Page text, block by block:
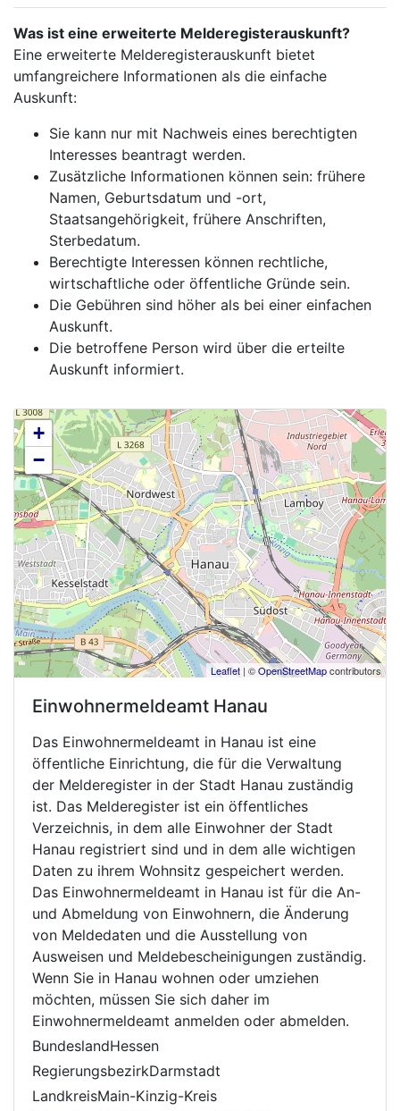
Was ist eine erweiterte Melderegisterauskunft?
Eine erweiterte Melderegisterauskunft bietet
umfangreichere Informationen als die einfache
Auskunft:
Sie kann nur mit Nachweis eines berechtigten
Interesses beantragt werden.
Zusätzliche Informationen können sein: frühere
Namen, Geburtsdatum und -ort,
Staatsangehörigkeit, frühere Anschriften,
Sterbedatum.
Berechtigte Interessen können rechtliche,
wirtschaftliche oder öffentliche Gründe sein.
Die Gebühren sind höher als bei einer einfachen
Auskunft.
Die betroffene Person wird über die erteilte
Auskunft informiert.
+
−
Leaflet | ©OpenStreetMapcontributors
Einwohnermeldeamt Hanau
Das Einwohnermeldeamt in Hanau ist eine
öffentliche Einrichtung, die für die Verwaltung
der Melderegister in der Stadt Hanau zuständig
ist. Das Melderegister ist ein öffentliches
Verzeichnis, in dem alle Einwohner der Stadt
Hanau registriert sind und in dem alle wichtigen
Daten zu ihrem Wohnsitz gespeichert werden.
Das Einwohnermeldeamt in Hanau ist für die An-
und Abmeldung von Einwohnern, die Änderung
von Meldedaten und die Ausstellung von
Ausweisen und Meldebescheinigungen zuständig.
Wenn Sie in Hanau wohnen oder umziehen
möchten, müssen Sie sich daher im
Einwohnermeldeamt anmelden oder abmelden.
BundeslandHessen
RegierungsbezirkDarmstadt
LandkreisMain-Kinzig-Kreis